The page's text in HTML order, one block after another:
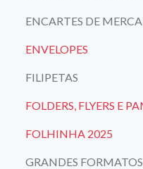
ENCARTES DE
ENVELOPES
FILIPETAS
FOLDERS, FLYERS E
FOLHINHA 2025
GRANDES FORMATOS